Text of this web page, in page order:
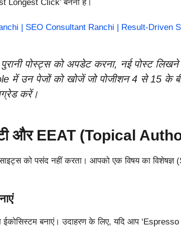
Longest Click’ बनना है।
| SEO Consultant Ranchi | Result-Driven
पोस्ट्स को अपडेट करना, नई पोस्ट लिखने
में उन पेजों को खोजें जो पोजीशन 4 से 15 के
करें।
और EEAT (Topical
को पसंद नहीं करता। आपको एक विषय का
बनाएं। उदाहरण के लिए, यदि आप